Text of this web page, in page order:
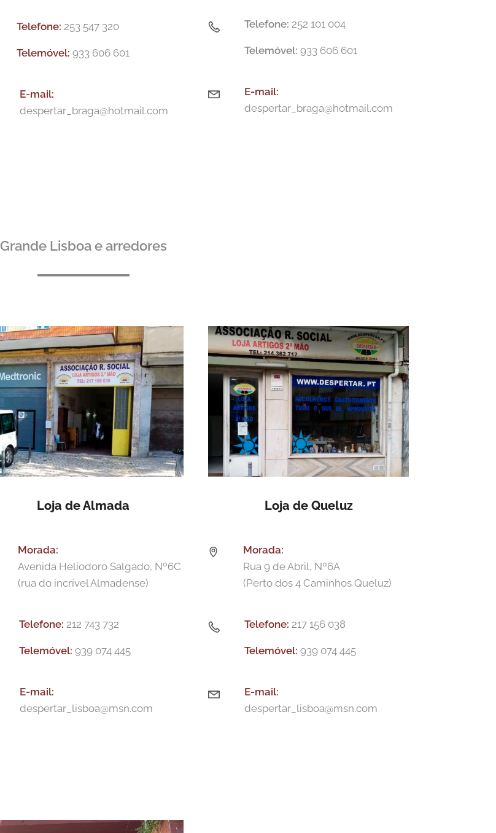
Telefone: 253 547 320
Telemóvel: 933 606 601
E-mail:
despertar_braga@hotmail.com
Telefone: 252 101 004
Telemóvel: 933 606 601
E-mail:
despertar_braga@hotmail.com
Grande Lisboa e arredores
Loja de Almada
Morada:
Avenida Heliodoro Salgado, Nº6C
(rua do incrível Almadense)
Telefone: 212 743 732
Telemóvel: 939 074 445
E-mail:
despertar_lisboa@msn.com
Loja de Queluz
Morada:
Rua 9 de Abril, Nº6A
(Perto dos 4 Caminhos Queluz)
Telefone: 217 156 038
Telemóvel: 939 074 445
E-mail:
despertar_lisboa@msn.com